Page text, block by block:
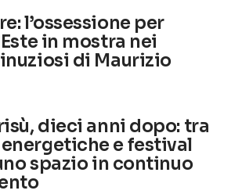
l’ossessione per
in mostra nei
di Maurizio
dieci anni dopo: tra
e festival
spazio in continuo